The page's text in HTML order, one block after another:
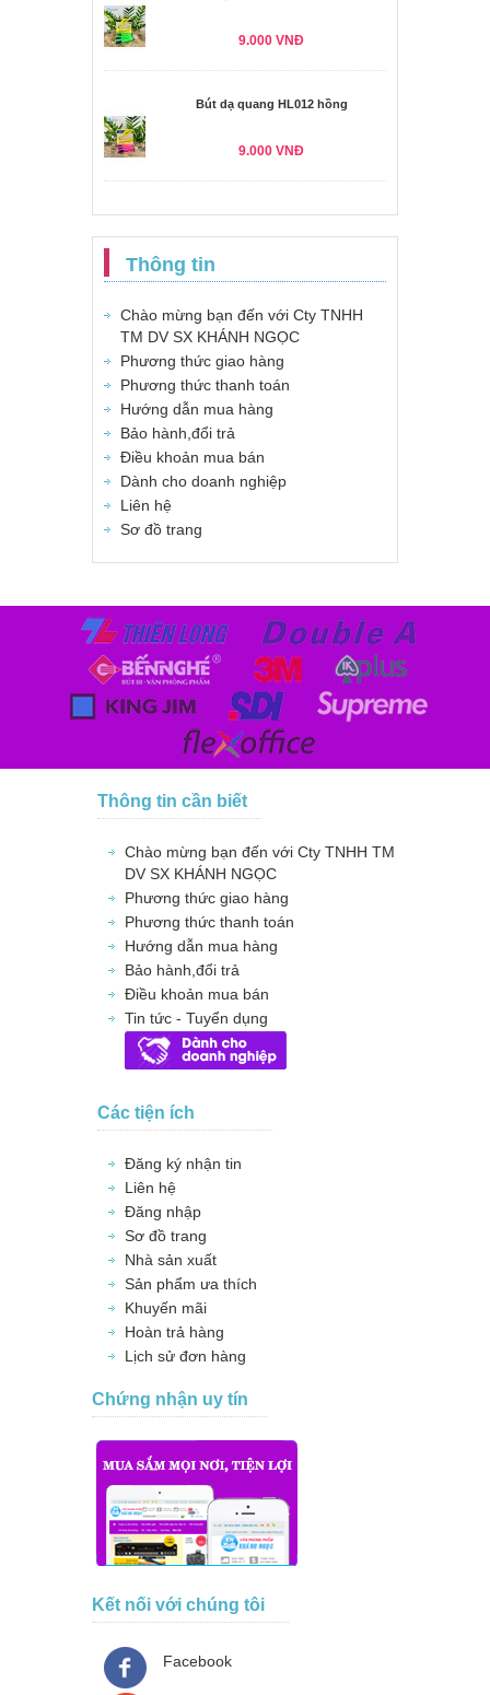
9.000 VNĐ
Bút dạ quang HL012 hồng
9.000 VNĐ
Thông tin
Chào mừng bạn đến với Cty TNHH
TM DV SX KHÁNH NGỌC
Phương thức giao hàng
Phương thức thanh toán
Hướng dẫn mua hàng
Bảo hành,đổi trả
Điều khoản mua bán
Dành cho doanh nghiệp
Liên hệ
Sơ đồ trang
Thông tin cần biết
Chào mừng bạn đến với Cty TNHH TM
DV SX KHÁNH NGỌC
Phương thức giao hàng
Phương thức thanh toán
Hướng dẫn mua hàng
Bảo hành,đổi trả
Điều khoản mua bán
Tin tức - Tuyển dụng
Các tiện ích
Đăng ký nhận tin
Liên hệ
Đăng nhập
Sơ đồ trang
Nhà sản xuất
Sản phẩm ưa thích
Khuyến mãi
Hoàn trả hàng
Lịch sử đơn hàng
Chứng nhận uy tín
Kết nối với chúng tôi
Facebook